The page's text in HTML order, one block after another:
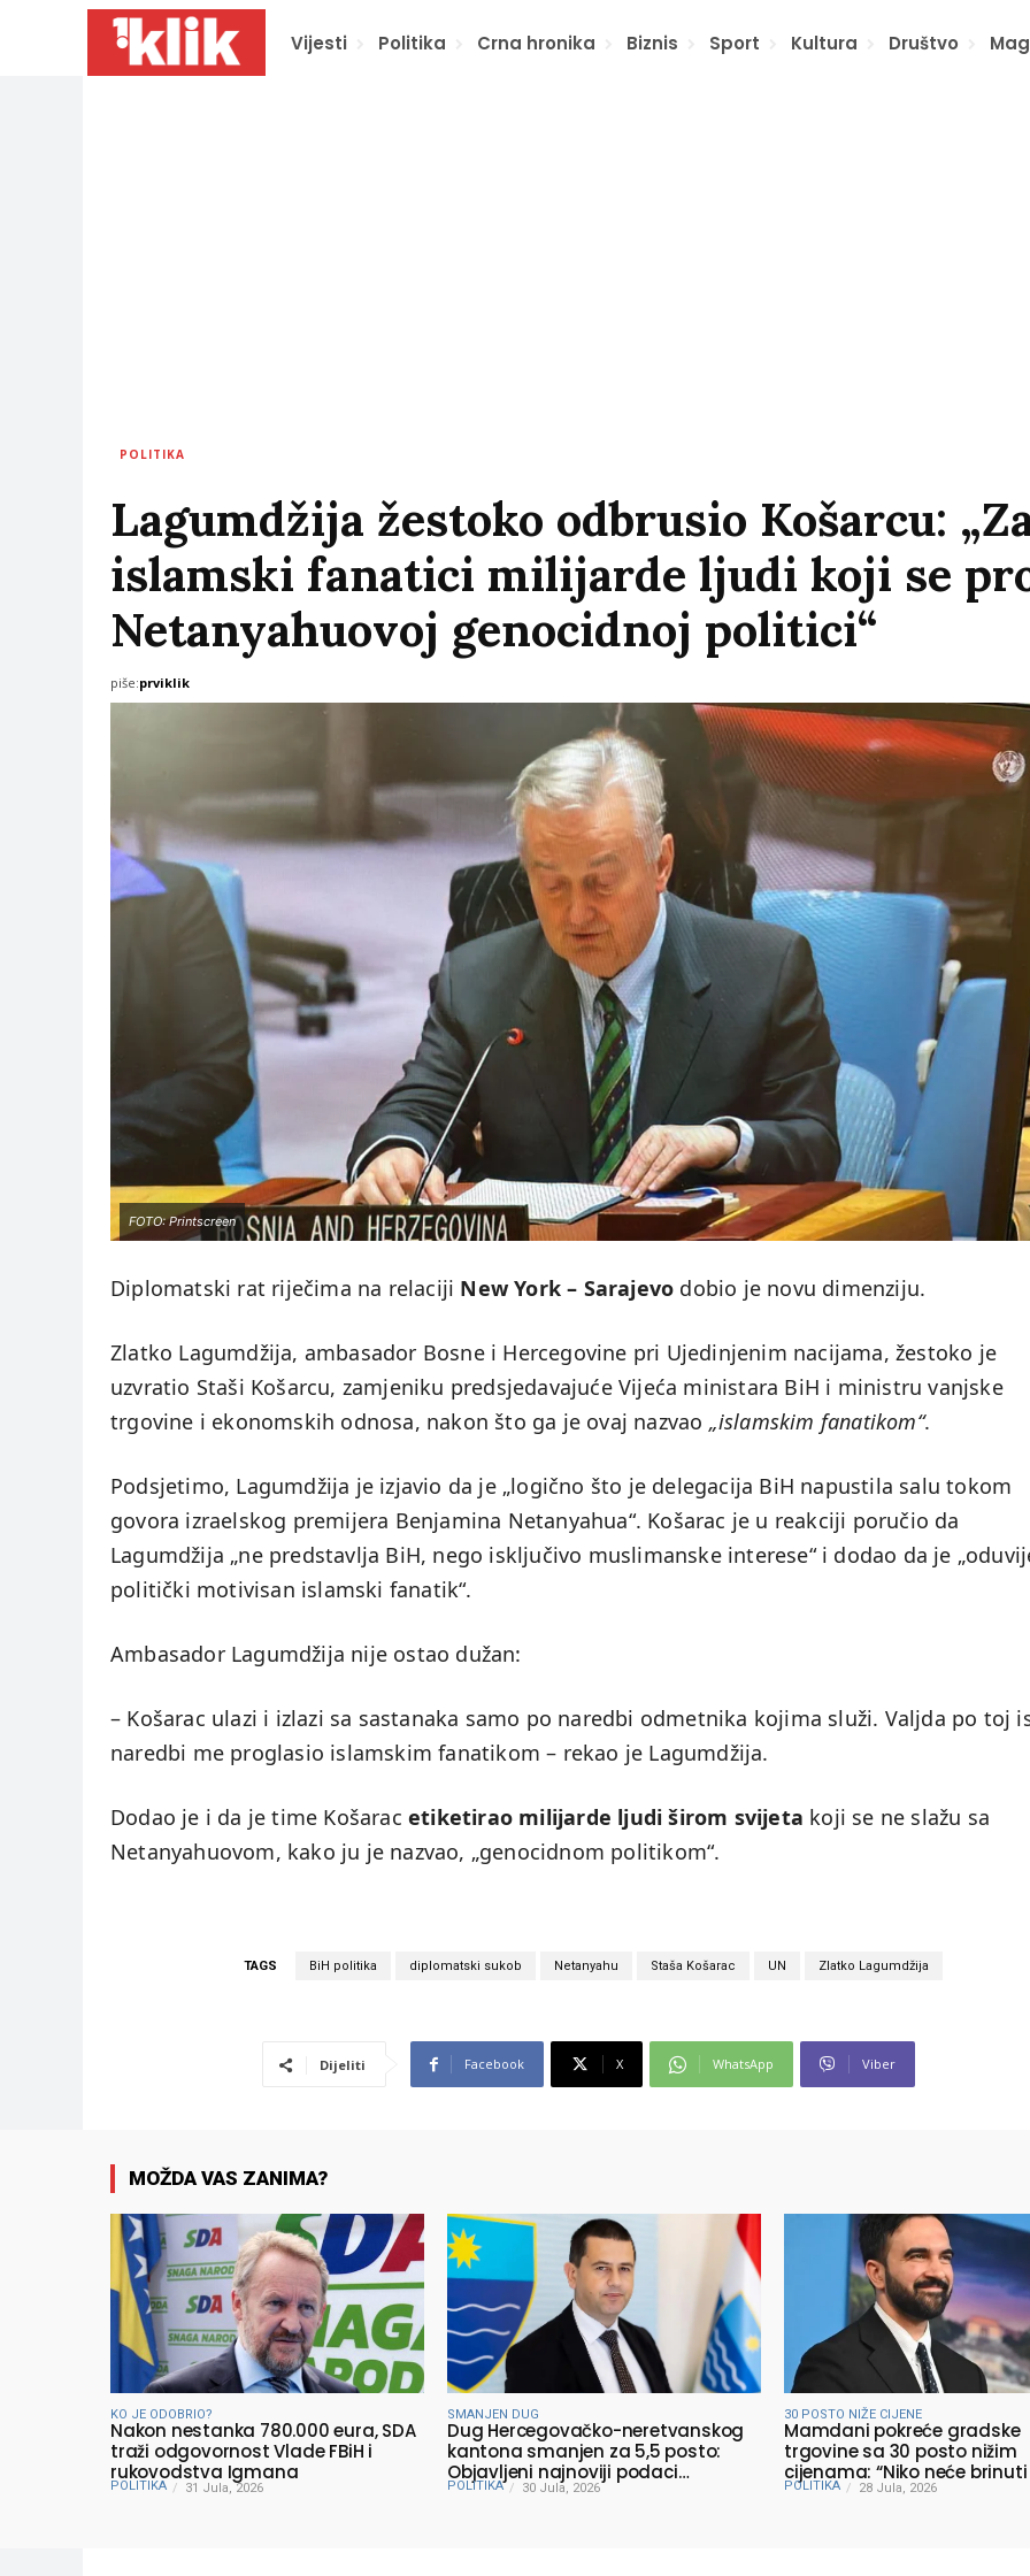
Vijesti Politika Crna hronika Biznis Sport Kultura Društvo
POLITIKA
Lagumdžija žestoko odbrusio Košarcu:
islamski fanatici milijarde ljudi koji se
Netanyahuovoj genocidnoj politici“
piše:prviklik
FOTO: Printscreen
Diplomatski rat riječima na relaciji New York – Sarajevo dobio je novu dimenziju.
Zlatko Lagumdžija, ambasador Bosne i Hercegovine pri Ujedinjenim nacijama, žestoko je
uzvratio Staši Košarcu, zamjeniku predsjedavajuće Vijeća ministara BiH i ministru vanjske
trgovine i ekonomskih odnosa, nakon što ga je ovaj nazvao „islamskim fanatikom“.
Podsjetimo, Lagumdžija je izjavio da je „logično što je delegacija BiH napustila salu tokom
govora izraelskog premijera Benjamina Netanyahua“. Košarac je u reakciji poručio da
Lagumdžija „ne predstavlja BiH, nego isključivo muslimanske interese“ i dodao da je
politički motivisan islamski fanatik“.
Ambasador Lagumdžija nije ostao dužan:
– Košarac ulazi i izlazi sa sastanaka samo po naredbi odmetnika kojima služi. Valjda po toj
naredbi me proglasio islamskim fanatikom – rekao je Lagumdžija.
Dodao je i da je time Košarac etiketirao milijarde ljudi širom svijeta koji se ne slažu sa
Netanyahuovom, kako ju je nazvao, „genocidnom politikom“.
TAGS BiH politika diplomatski sukob Netanyahu Staša Košarac UN Zlatko Lagumdžija
Dijeliti Facebook X WhatsApp Viber
MOŽDA VAS ZANIMA?
KO JE ODOBRIO?
Nakon nestanka 780.000 eura, SDA
traži odgovornost Vlade FBiH i
rukovodstva Igmana
POLITIKA 31 Jula, 2026
SMANJEN DUG
Dug Hercegovačko-neretvanskog
kantona smanjen za 5,5 posto:
Objavljeni najnoviji podaci
Ministarstva finansija
POLITIKA 30 Jula, 2026
30 POSTO NIŽE CIJENE
Mamdani pokreće gradske
trgovine sa 30 posto nižim
cijenama: “Niko neće
prehraniti svoju porodicu”
POLITIKA 28 Jula, 2026